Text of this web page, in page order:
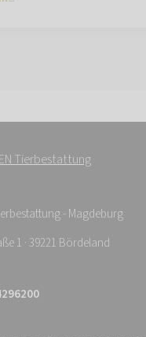
- Magdeburg
1 · 39221 Bördeland